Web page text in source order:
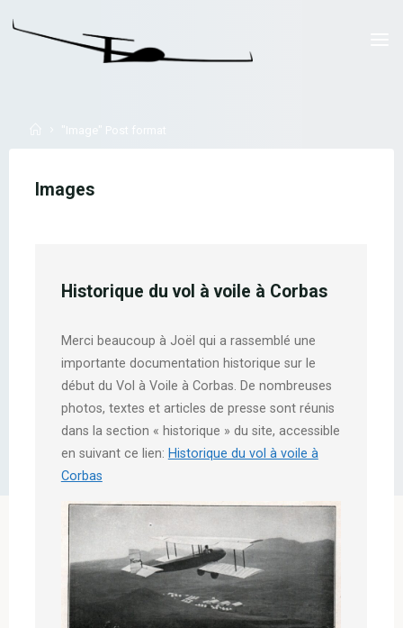
Home"Image" Post format
Images
Historique du vol à voile à Corbas
Merci beaucoup à Joël qui a rassemblé une
importante documentation historique sur le
début du Vol à Voile à Corbas. De nombreuses
photos, textes et articles de presse sont réunis
dans la section « historique » du site, accessible
en suivant ce lien: Historique du vol à voile à
Corbas